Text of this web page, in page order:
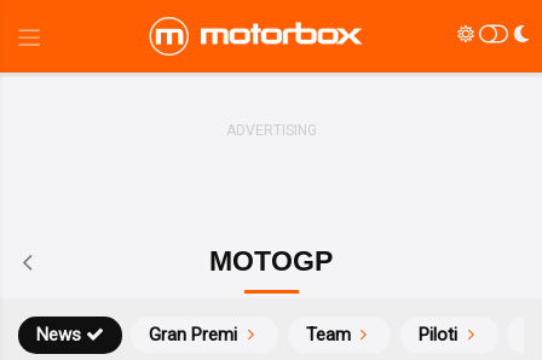
MOTOGP
News Gran Premi Team Piloti